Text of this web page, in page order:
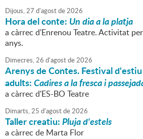
Dijous,27 d'agostde2026
Hora del conte: Un dia a la platja
a càrrec d'Enrenou Teatre. Activitat
anys.
Dimecres,26 d'agostde2026
Arenys de Contes. Festival
adults:Cadires a la fresca i
a càrrec d'ES-BO Teatre
Dimarts,25 d'agostde2026
Taller creatiu:Pluja d'estels
a càrrec de Marta Flor